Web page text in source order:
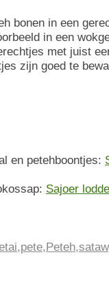
bonen in een
in een
met juist
zijn goed te
en petehboontjes:
Sajoer
,pete,Peteh,sataw